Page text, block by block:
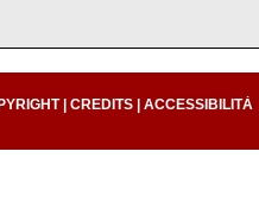
|CREDITS |ACCESSIBILITÀ